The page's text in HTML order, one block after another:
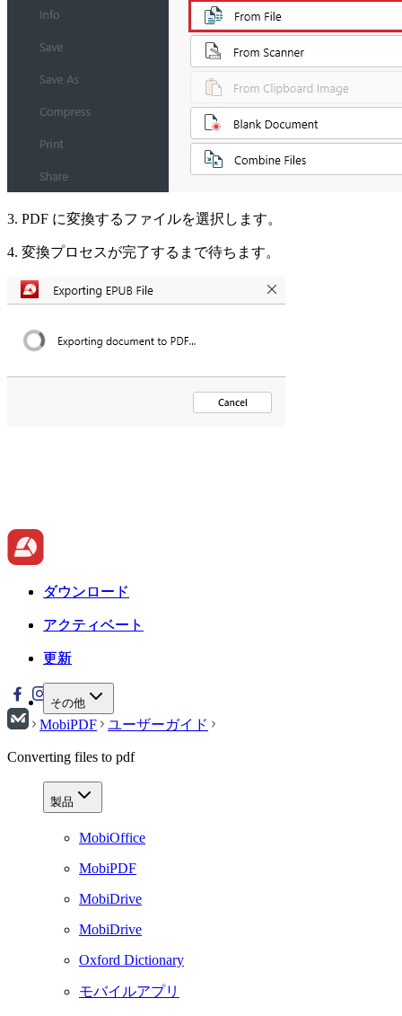
3. PDF に変換するファイルを選択します。
4. 変換プロセスが完了するまで待ちます。
ダウンロード
アクティベート
更新
その他
ダウンロード
アクティベート
更新
MobiPDF ユーザーガイド
Converting files to pdf
製品
MobiOffice
MobiPDF
MobiDrive
MobiDrive
Oxford Dictionary
モバイルアプリ